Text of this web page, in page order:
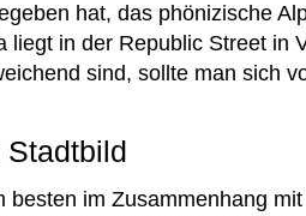
hat, das phönizische
liegt in der Republic Street in
sind, sollte man sich
im Zusammenhang